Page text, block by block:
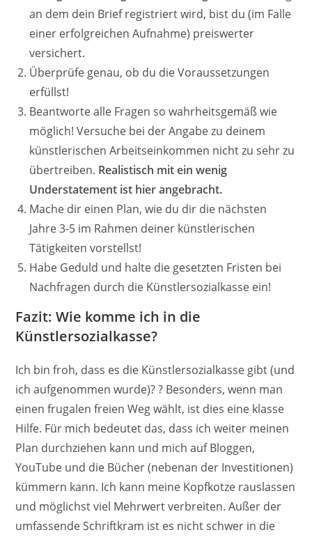
an dem dein Brief registriert wird, bist du (im Falle
einer erfolgreichen Aufnahme) preiswerter
versichert.
Überprüfe genau, ob du die Voraussetzungen
erfüllst!
Beantworte alle Fragen so wahrheitsgemäß wie
möglich! Versuche bei der Angabe zu deinem
künstlerischen Arbeitseinkommen nicht zu sehr zu
übertreiben. Realistisch mit ein wenig
Understatement ist hier angebracht.
Mache dir einen Plan, wie du dir die nächsten
Jahre 3-5 im Rahmen deiner künstlerischen
Tätigkeiten vorstellst!
Habe Geduld und halte die gesetzten Fristen bei
Nachfragen durch die Künstlersozialkasse ein!
Fazit: Wie komme ich in die
Künstlersozialkasse?
Ich bin froh, dass es die Künstlersozialkasse gibt (und
ich aufgenommen wurde)? ? Besonders, wenn man
einen frugalen freien Weg wählt, ist dies eine klasse
Hilfe. Für mich bedeutet das, dass ich weiter meinen
Plan durchziehen kann und mich auf Bloggen,
YouTube und die Bücher (nebenan der Investitionen)
kümmern kann. Ich kann meine Kopfkotze rauslassen
und möglichst viel Mehrwert verbreiten. Außer der
umfassende Schriftkram ist es nicht schwer in die